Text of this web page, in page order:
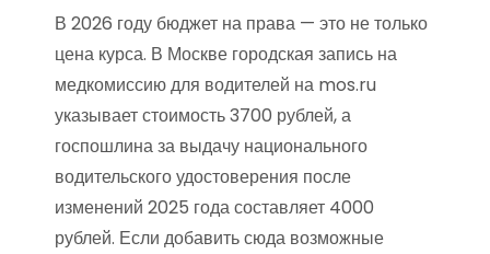
В 2026 году бюджет на права — это не только
цена курса. В Москве городская запись на
медкомиссию для водителей на mos.ru
указывает стоимость 3700 рублей, а
госпошлина за выдачу национального
водительского удостоверения после
изменений 2025 года составляет 4000
рублей. Если добавить сюда возможные